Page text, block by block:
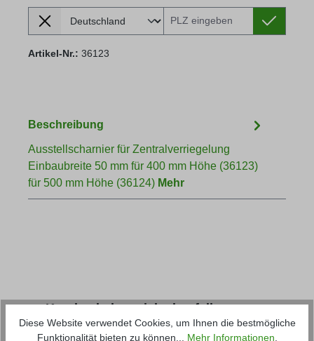
Lieferland
Versandkosten berechnen:
Artikel-Nr.: 36123
Beschreibung
Ausstellscharnier für Zentralverriegelung
Einbaubreite 50 mm für 400 mm Höhe (36123)
für 500 mm Höhe (36124) Mehr
Produktgalerie überspringen
Kunden haben sich ebenfalls
angesehen
Diese Website verwendet Cookies, um Ihnen die bestmögliche
Funktionalität bieten zu können... Mehr Informationen